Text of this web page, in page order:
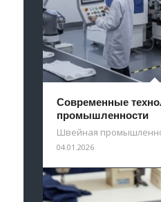
Современные
промышленности
Швейная
04.01.2026